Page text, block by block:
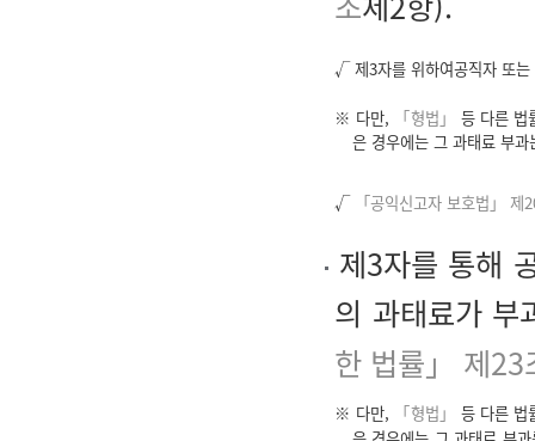
√ 제3자를 위하여공직자 또는
※ 다만, 「형법」
등 다른 법
은 경우에는 그 과태료 부과
√ 「공익신고자 보호법」 제
제3자를 통해
의 과태료가 부
한 법률」 제23
※ 다만, 「형법」
등 다른 법